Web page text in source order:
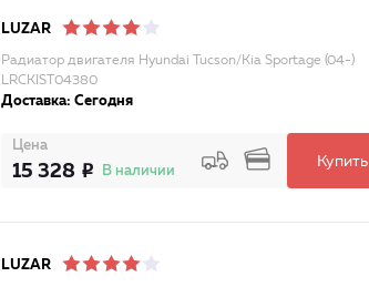
LUZAR
Радиатор двигателя Hyundai Tucson/Kia Sportage (04-)
LRCKIST04380
Доставка: Сегодня
Цена
15 328 В наличии
Купить
LUZAR